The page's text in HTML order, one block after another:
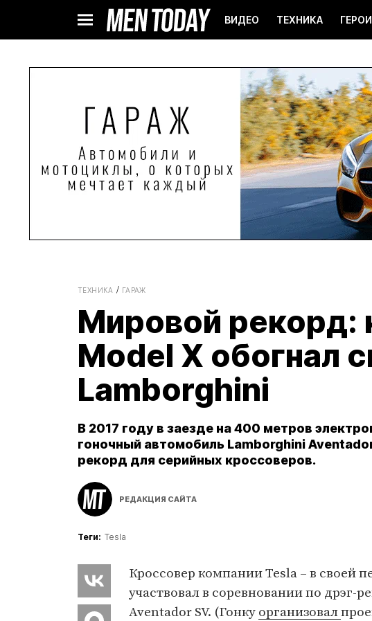
ВИДЕО ТЕХНИКА ГЕРОИ
ТЕХНИКА ГАРАЖ
Мировой рекорд:
Model X обогнал
Lamborghini
В 2017 году в заезде на 400 метров
гоночный автомобиль Lamborghini
рекорд для серийных кроссоверов.
РЕДАКЦИЯ САЙТА
Теги: Tesla
Кроссовер компании Tesla – в своей
участвовал в соревновании по дрэг-
Aventador SV. (Гонку организовал